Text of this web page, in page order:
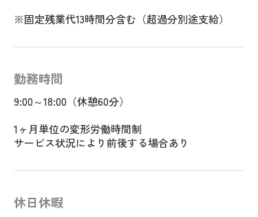
※固定残業代13時間分含む（超過分別途支給）
勤務時間
9:00～18:00（休憩60分）
1ヶ月単位の変形労働時間制
サービス状況により前後する場合あり
休日休暇